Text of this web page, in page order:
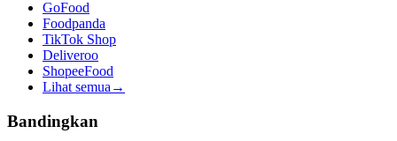
GoFood
Foodpanda
TikTok Shop
Deliveroo
ShopeeFood
Lihat semua →
Bandingkan